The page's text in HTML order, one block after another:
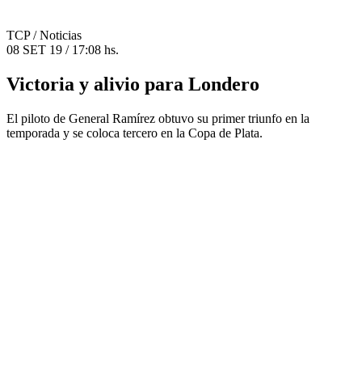
TCP/ Noticias
08 SET 19 / 17:08 hs.
Victoria y alivio para Londero
El piloto de General Ramírez obtuvo su primer triunfo en la
temporada y se coloca tercero en la Copa de Plata.